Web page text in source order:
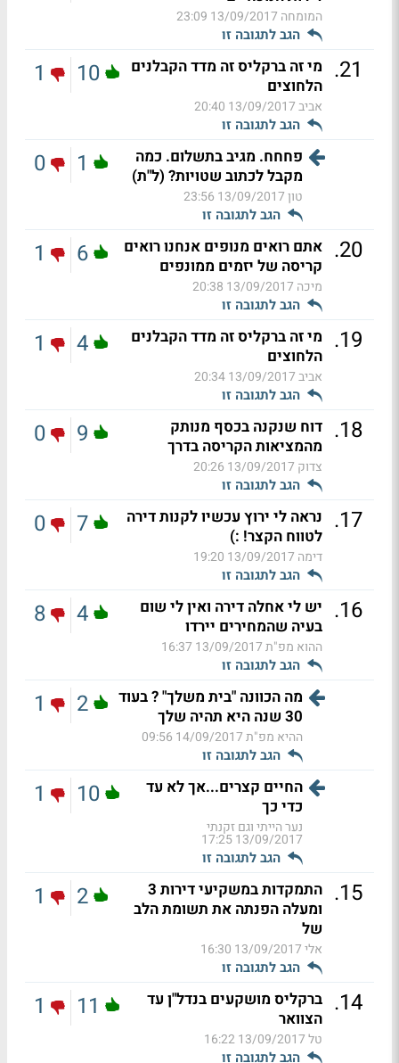
המומחה 13/09/2017 23:09
הגב לתגובה זו
21
. מי זה ברקליס זה מדד הקבלנים
הלחוצים
אביב13/09/2017 20:40
הגב לתגובה זו
10
1
פחחח. מגיב בתשלום. כמה
מקבל לכתוב שטויות? (ל"ת)
טון13/09/2017 23:56
הגב לתגובה זו
1
0
20
. אתם רואים מנופים אנחנו רואים
קריסה של יזמים ממונפים
מיכה 13/09/2017 20:38
הגב לתגובה זו
6
1
19
. מי זה ברקליס זה מדד הקבלנים
הלחוצים
אביב13/09/2017 20:34
הגב לתגובה זו
4
1
18
. דוח שנקנה בכסף מנותק
מהמציאות הקריסה בדרך
צדוק 13/09/2017 20:26
הגב לתגובה זו
9
0
17
. נראה לי ירוץ עכשיו לקנות דירה
לטווח הקצר! :)
דימה 13/09/2017 19:20
הגב לתגובה זו
7
0
16
. יש לי אחלה דירה ואין לי שום
בעיה שהמחירים יירדו
ההוא מפ"ת13/09/2017 16:37
הגב לתגובה זו
4
8
מה הכוונה "בית משלך" ? בעוד
30 שנה היא תהיה שלך
ההיא מפ"ת14/09/2017 09:56
הגב לתגובה זו
2
1
החיים קצרים...אך לא עד
כדי כך
נער הייתי וגם זקנתי
13/09/2017 17:25
הגב לתגובה זו
10
1
15
.
התמקדות במשקיעי דירות 3
ומעלה הפנתה את תשומת הלב
של
אלי13/09/2017 16:30
הגב לתגובה זו
2
1
14
. ברקליס מושקעים בנדל"ן עד
הצוואר
טל13/09/2017 16:22
הגב לתגובה זו
11
1